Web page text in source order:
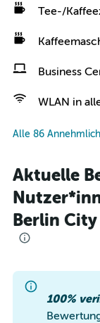
Tee-/
Business
WLAN in
Alle 86
Aktuelle
Berlin City
100%